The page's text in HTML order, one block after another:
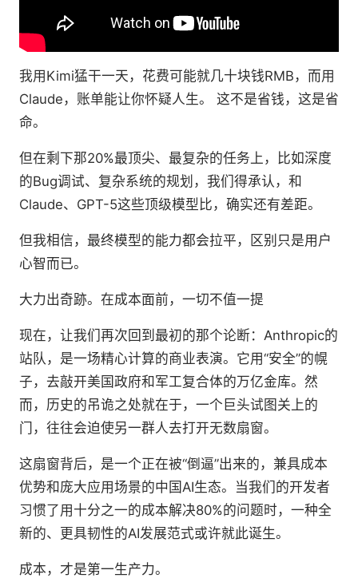
我用Kimi猛干一天，花费可能就几十块钱RMB，而用
Claude，账单能让你怀疑人生。 这不是省钱，这是省
命。
但在剩下那20%最顶尖、最复杂的任务上，比如深度
的Bug调试、复杂系统的规划，我们得承认，和
Claude、GPT-5这些顶级模型比，确实还有差距。
但我相信，最终模型的能力都会拉平，区别只是用户
心智而已。
大力出奇跡。在成本面前，一切不值一提
现在，让我们再次回到最初的那个论断：Anthropic的
站队，是一场精心计算的商业表演。它用“安全”的幌
子，去敲开美国政府和军工复合体的万亿金库。然
而，历史的吊诡之处就在于，一个巨头试图关上的
门，往往会迫使另一群人去打开无数扇窗。
这扇窗背后，是一个正在被“倒逼”出来的，兼具成本
优势和庞大应用场景的中国AI生态。当我们的开发者
习惯了用十分之一的成本解决80%的问题时，一种全
新的、更具韧性的AI发展范式或许就此诞生。
成本，才是第一生产力。